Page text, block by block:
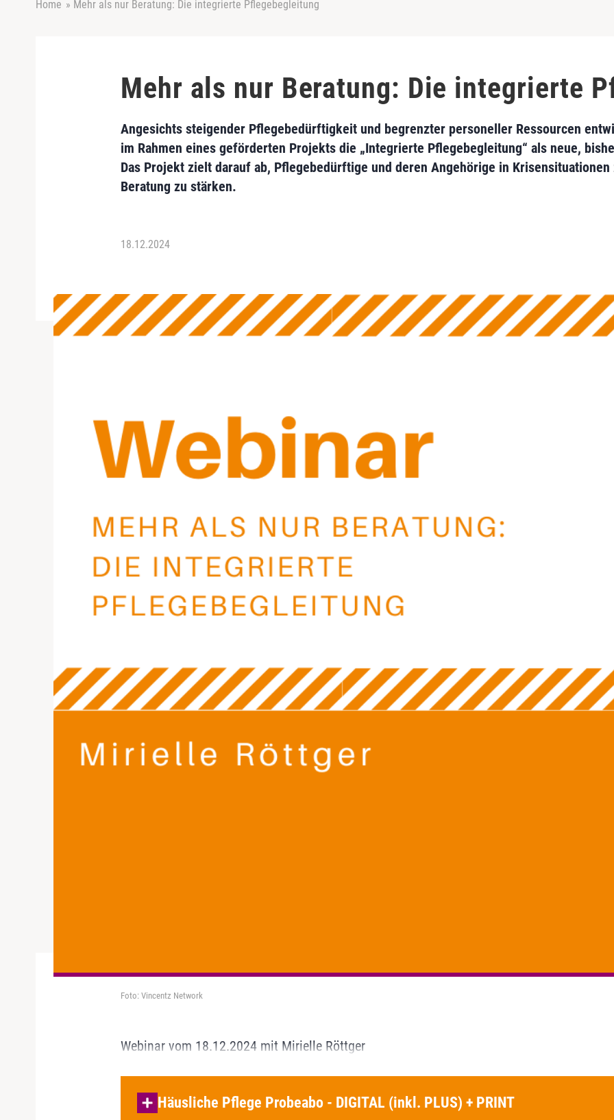
Home » Mehr als nur Beratung: Die integrierte Pflegebegleitung
Mehr als nur Beratung: Die integrierte
Angesichts steigender Pflegebedürftigkeit und begrenzter personeller Ressourcen
im Rahmen eines geförderten Projekts die „Integrierte Pflegebegleitung“ als neue,
Das Projekt zielt darauf ab, Pflegebedürftige und deren Angehörige in
Beratung zu stärken.
18.12.2024
Foto: Vincentz Network
Webinar vom 18.12.2024 mit Mirielle Röttger
Häusliche Pflege Probeabo - DIGITAL (inkl. PLUS) + PRINT